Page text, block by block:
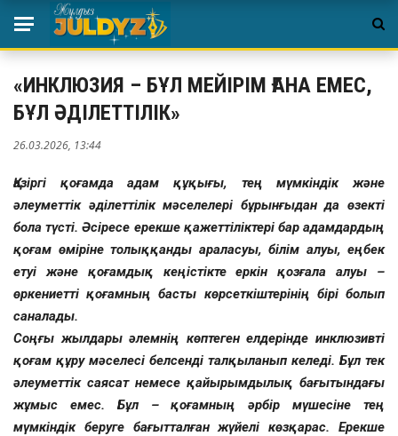
«ИНКЛЮЗИЯ – БҰЛ МЕЙІРІМ ҒАНА ЕМЕС,
БҰЛ ӘДІЛЕТТІЛІК»
26.03.2026, 13:44
Қазіргі қоғамда адам құқығы, тең мүмкіндік және
әлеуметтік әділеттілік мәселелері бұрынғыдан да өзекті
бола түсті. Әсіресе ерекше қажеттіліктері бар адамдардың
қоғам өміріне толыққанды араласуы, білім алуы, еңбек
етуі және қоғамдық кеңістікте еркін қозғала алуы –
өркениетті қоғамның басты көрсеткіштерінің бірі болып
саналады.
Соңғы жылдары әлемнің көптеген елдерінде инклюзивті
қоғам құру мәселесі белсенді талқыланып келеді. Бұл тек
әлеуметтік саясат немесе қайырымдылық бағытындағы
жұмыс емес. Бұл – қоғамның әрбір мүшесіне тең
мүмкіндік беруге бағытталған жүйелі көзқарас. Ерекше